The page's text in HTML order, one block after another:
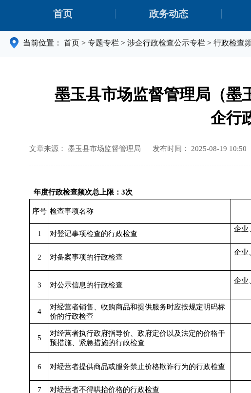
首页 政务动态
当前位置： 首页 > 专题专栏 > 涉企行政检查公示专栏 > 行政检查
墨玉县市场监督管理局（墨
企行
文章来源： 墨玉县市场监督管理局 发布时间： 2025-08-19 10:50
年度行政检查频次总上限：3次
序号 检查事项名称
1 对登记事项检查的行政检查
企业
2 对备案事项的行政检查
企业
3 对公示信息的行政检查
企业
4
对经营者销售、收购商品和提供服务时应按规定明码标
价的行政检查
5
对经营者执行政府指导价、政府定价以及法定的价格干
预措施、紧急措施的行政检查
6 对经营者提供商品或服务禁止价格欺诈行为的行政检查
7 对经营者不得哄抬价格的行政检查